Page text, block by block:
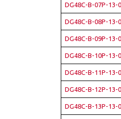
DG48C-B-07P-13-
DG48C-B-08P-13-
DG48C-B-09P-13-
DG48C-B-10P-13-
DG48C-B-11P-13-
DG48C-B-12P-13-
DG48C-B-13P-13-